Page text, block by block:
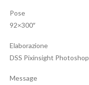
Pose
92×300″
Elaborazione
DSS Pixinsight Photoshop
Message